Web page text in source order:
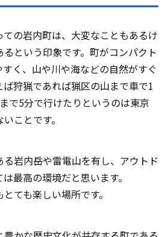
の岩内町は、大変なこともあるけ
という印象です。町がコンパクト
く、山や川や海などの自然がすぐ
狩猟であれば猟区の山まで車で1
で5分で行けたりというのは東京
ことです。
岩内岳や雷電山を有し、アウトド
最高の環境だと思います。
ても楽しい場所です。